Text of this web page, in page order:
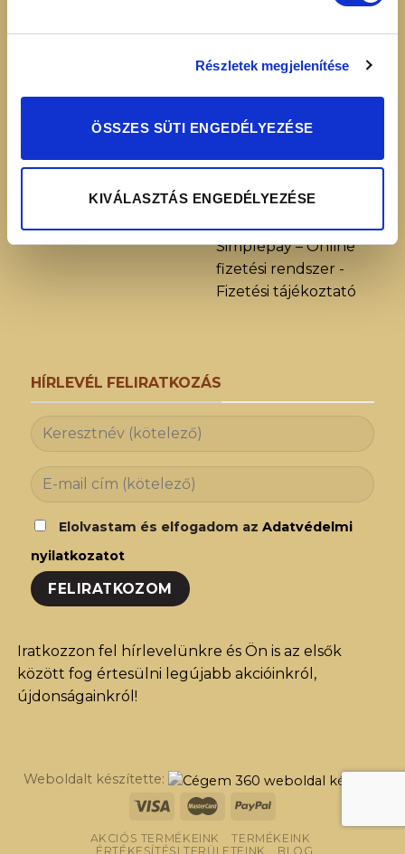
Részletek megjelenítése
ÖSSZES SÜTI ENGEDÉLYEZÉSE
KIVÁLASZTÁS ENGEDÉLYEZÉSE
hétköznaponta 8:00 -
feltételek
Szállítási információk
Adatvédelmi
Simplepay – Online
fizetési rendszer -
Fizetési tájékoztató
HÍRLEVÉL FELIRATKOZÁS
Elolvastam és elfogadom az Adatvédelmi
nyilatkozatot
Iratkozzon fel hírlevelünkre és Ön is az elsők
között fog értesülni legújabb akcióinkról,
újdonságainkról!
Weboldalt készítette:
AKCIÓS TERMÉKEINK
TERMÉKEINK
ÉRTÉKESÍTÉSI TERÜLETEINK
BLOG